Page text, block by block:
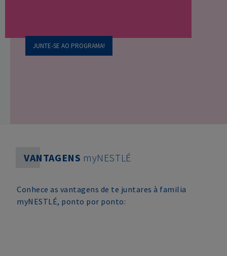
JUNTE-SE AO PROGRAMA!
VANTAGENS myNESTLÉ
Conhece as vantagens de te juntares à familia
myNESTLÉ, ponto por ponto: